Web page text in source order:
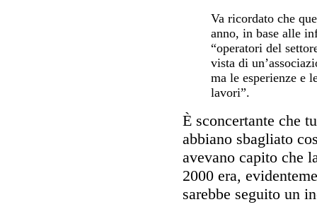
Va ricordato che
anno, in base alle
“operatori del
vista di
ma le esperienze e
lavori”.
È sconcertante che
abbiano sbagliato
avevano capito che
2000 era,
sarebbe seguito un